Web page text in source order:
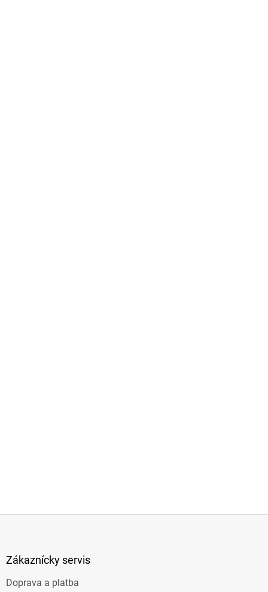
Zákaznícky servis
Doprava a platba